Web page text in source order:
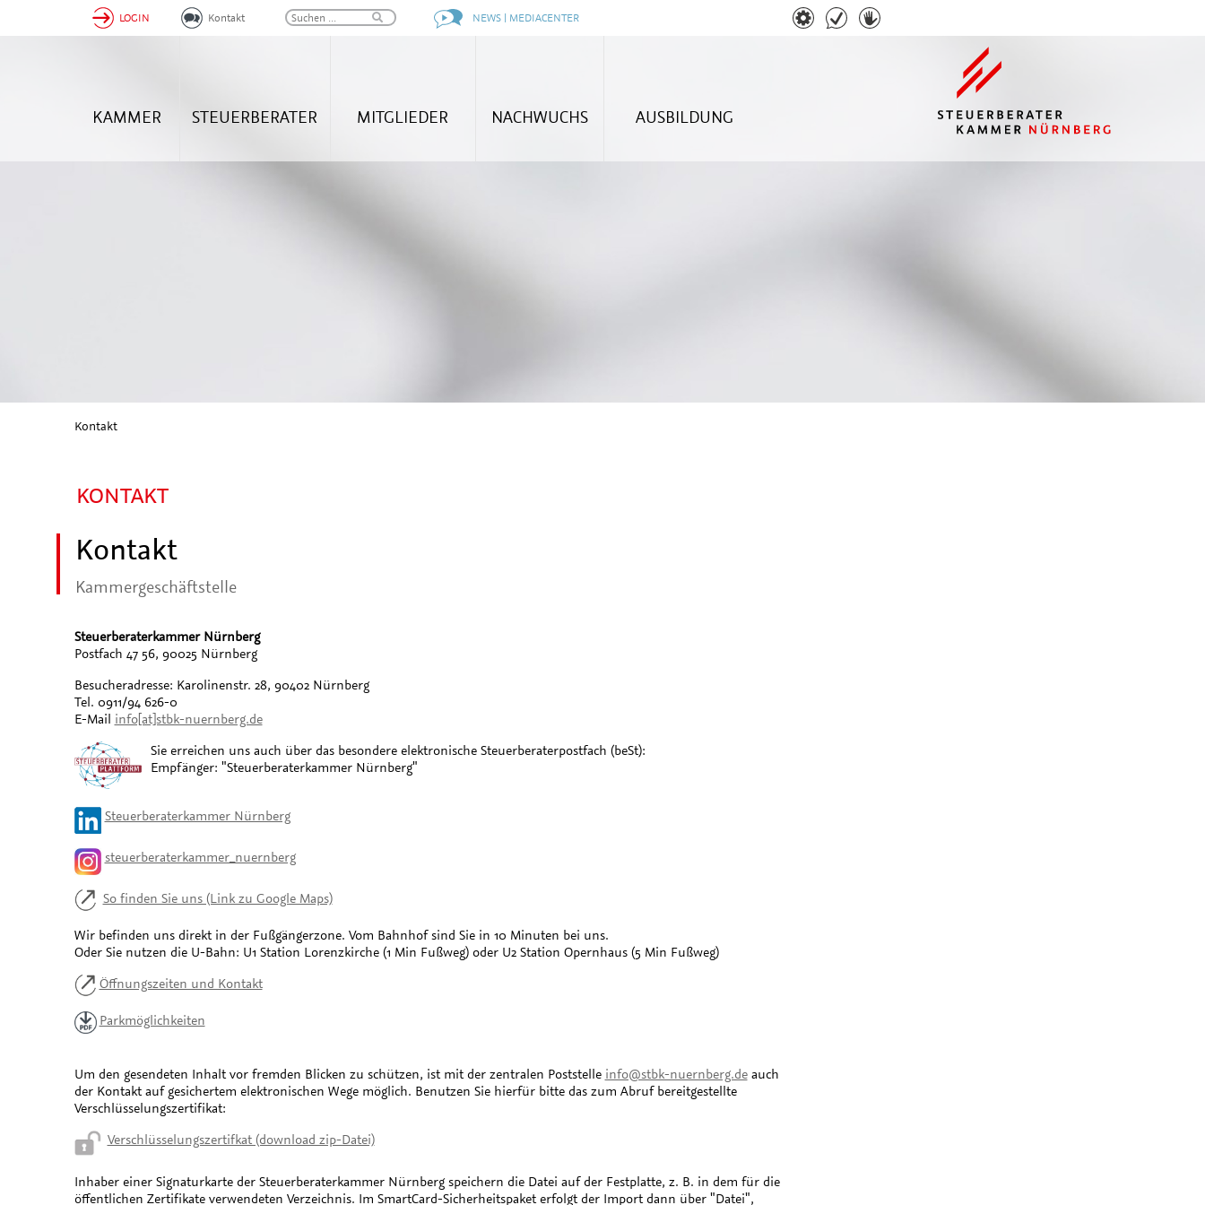
LOGIN Kontakt NEWS | MEDIACENTER
KAMMER STEUERBERATER MITGLIEDER NACHWUCHS AUSBILDUNG
Kontakt
KONTAKT
Kontakt
Kammergeschäftstelle
Steuerberaterkammer Nürnberg
Postfach 47 56, 90025 Nürnberg
Besucheradresse: Karolinenstr. 28, 90402 Nürnberg
Tel. 0911/94 626-0
E-Mail info[at]stbk-nuernberg.de
Sie erreichen uns auch über das besondere elektronische Steuerberaterpostfach (beSt):
Empfänger: "Steuerberaterkammer Nürnberg"
Steuerberaterkammer Nürnberg
steuerberaterkammer_nuernberg
So finden Sie uns (Link zu Google Maps)
Wir befinden uns direkt in der Fußgängerzone. Vom Bahnhof sind Sie in 10 Minuten bei uns.
Oder Sie nutzen die U-Bahn: U1 Station Lorenzkirche (1 Min Fußweg) oder U2 Station Opernhaus (5 Min Fußweg)
Öffnungszeiten und Kontakt
Parkmöglichkeiten
Um den gesendeten Inhalt vor fremden Blicken zu schützen, ist mit der zentralen Poststelle info@stbk-nuernberg.deauch
der Kontakt auf gesichertem elektronischen Wege möglich. Benutzen Sie hierfür bitte das zum Abruf bereitgestellte
Verschlüsselungszertifikat:
Verschlüsselungszertifkat (download zip-Datei)
Inhaber einer Signaturkarte der Steuerberaterkammer Nürnberg speichern die Datei auf der Festplatte, z. B. in dem für die
öffentlichen Zertifikate verwendeten Verzeichnis. Im SmartCard-Sicherheitspaket erfolgt der Import dann über "Datei",